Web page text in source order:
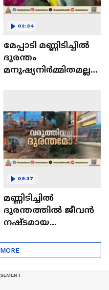
മേപ്പാടി മണ്ണിടിച്ചിൽ
ദുരന്തം
മനുഷ്യനിർമ്മിതമല്ല
02:34
മണ്ണിടിച്ചിൽ
ദുരന്തത്തിൽ ജീവൻ
നഷ്ടമായ
തൊഴിലാളികളുടെ
മൃതദേഹങ്ങൾ
09:37